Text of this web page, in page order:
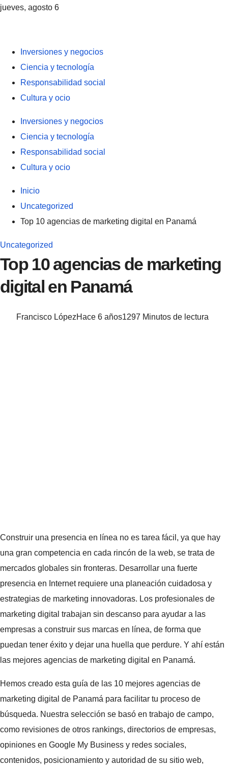
jueves, agosto 6
Inversiones y negocios
Ciencia y tecnología
Responsabilidad social
Cultura y ocio
Inversiones y negocios
Ciencia y tecnología
Responsabilidad social
Cultura y ocio
Inicio
Uncategorized
Top 10 agencias de marketing digital en Panamá
Uncategorized
Top 10 agencias de marketing
digital en Panamá
Francisco LópezHace 6 años1297 Minutos de lectura
Construir una presencia en línea no es tarea fácil, ya que hay
una gran competencia en cada rincón de la web, se trata de
mercados globales sin fronteras. Desarrollar una fuerte
presencia en Internet requiere una planeación cuidadosa y
estrategias de marketing innovadoras. Los profesionales de
marketing digital trabajan sin descanso para ayudar a las
empresas a construir sus marcas en línea, de forma que
puedan tener éxito y dejar una huella que perdure. Y ahí están
las mejores agencias de marketing digital en Panamá.
Hemos creado esta guía de las 10 mejores agencias de
marketing digital de Panamá para facilitar tu proceso de
búsqueda. Nuestra selección se basó en trabajo de campo,
como revisiones de otros rankings, directorios de empresas,
opiniones en Google My Business y redes sociales,
contenidos, posicionamiento y autoridad de su sitio web,